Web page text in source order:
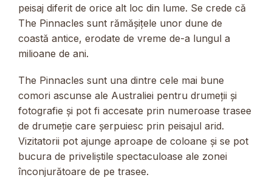
peisaj diferit de orice alt loc din lume. Se crede că
The Pinnacles sunt rămășițele unor dune de
coastă antice, erodate de vreme de-a lungul a
milioane de ani.
The Pinnacles sunt una dintre cele mai bune
comori ascunse ale Australiei pentru drumeții și
fotografie și pot fi accesate prin numeroase trasee
de drumeție care șerpuiesc prin peisajul arid.
Vizitatorii pot ajunge aproape de coloane și se pot
bucura de priveliștile spectaculoase ale zonei
înconjurătoare de pe trasee.